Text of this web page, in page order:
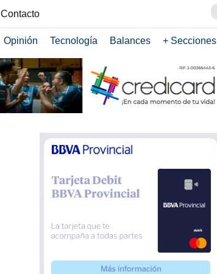
Contacto
Opinión Tecnología Balances + Secciones